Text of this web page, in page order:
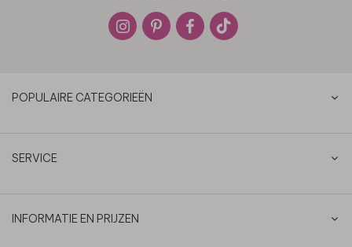
POPULAIRE CATEGORIEËN
SERVICE
INFORMATIE EN PRIJZEN